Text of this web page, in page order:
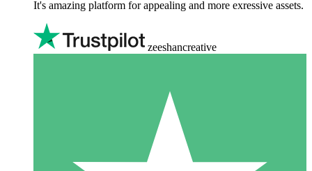
It's amazing platform for appealing and more exressive assets.
zeeshancreative